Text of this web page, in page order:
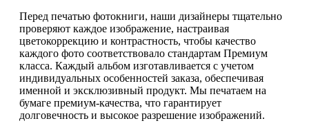
Перед печатью фотокниги, наши дизайнеры тщательно
проверяют каждое изображение, настраивая
цветокоррекцию и контрастность, чтобы качество
каждого фото соответствовало стандартам Премиум
класса. Каждый альбом изготавливается с учетом
индивидуальных особенностей заказа, обеспечивая
именной и эксклюзивный продукт. Мы печатаем на
бумаге премиум-качества, что гарантирует
долговечность и высокое разрешение изображений.